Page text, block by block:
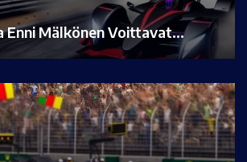
Enni Mälkönen Voittavat…